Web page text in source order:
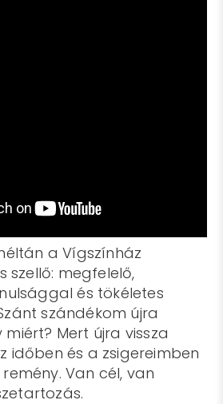
a Vígszínház
szellő: megfelelő,
és tökéletes
szándékom újra
Mert újra vissza
időben és a zsigereimben
Van cél, van